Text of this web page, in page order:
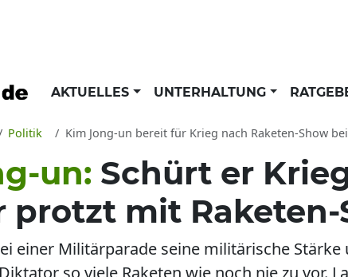
AKTUELLES UNTERHALTUNG
Politik Kim Jong-un bereit für Krieg nach Raketen-Show bei
un: Schürt er
protzt mit Raketen-
einer Militärparade seine militärische
so viele Raketen wie noch nie zu vor.